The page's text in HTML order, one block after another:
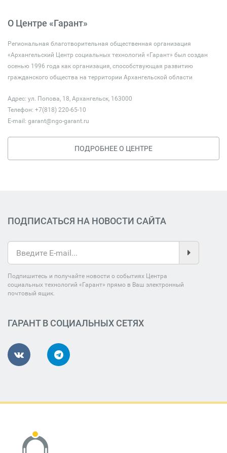
О Центре «Гарант»
Региональная благотворительная общественная организация
«Архангельский Центр социальных технологий «Гарант» был создан
осенью 1996 года как организация, способствующая развитию
гражданского общества на территории Архангельской области
Адрес: ул. Попова, 18, Архангельск, 163000
Телефон: +7(818) 220-65-10
E-mail: garant@ngo-garant.ru
ПОДРОБНЕЕ О ЦЕНТРЕ
ПОДПИСАТЬСЯ НА НОВОСТИ САЙТА
Подпишитесь и получайте новости о событиях Центра
социальных технологий «Гарант» прямо в Ваш электронный
почтовый ящик.
ГАРАНТ В СОЦИАЛЬНЫХ СЕТЯХ